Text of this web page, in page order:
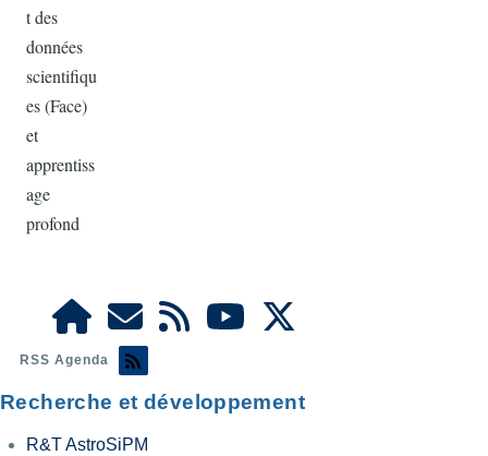
t des
données
scientifiqu
es (Face)
et
apprentiss
age
profond
RSS Agenda
Recherche et développement
R&T AstroSiPM